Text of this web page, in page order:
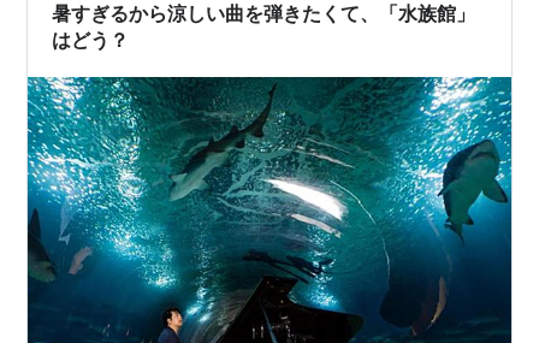
暑すぎるから涼しい曲を弾きたくて、「水族館」
はどう？